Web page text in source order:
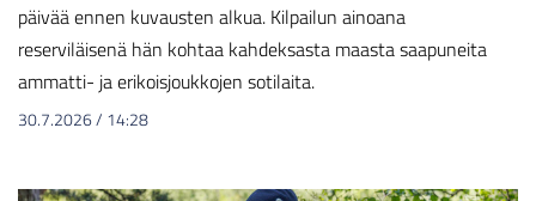
päivää ennen kuvausten alkua. Kilpailun ainoana
reserviläisenä hän kohtaa kahdeksasta maasta saapuneita
ammatti- ja erikoisjoukkojen sotilaita.
30.7.2026/ 14:28